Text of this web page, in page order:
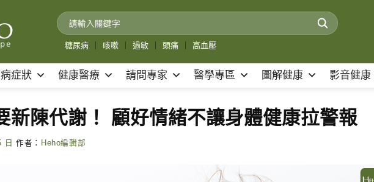
糖尿病 咳嗽 過敏 頭痛 高血壓
症狀 健康醫療 請問專家 醫學專區 圖解健康 影音健康
新陳代謝！ 顧好情緒不讓身體健康拉警報
日 作者： Heho編輯部